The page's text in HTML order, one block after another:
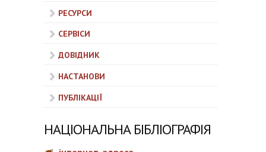
РЕСУРСИ
СЕРВІСИ
ДОВІДНИК
НАСТАНОВИ
ПУБЛІКАЦІЇ
НАЦІОНАЛЬНА БІБЛІОГРАФІЯ